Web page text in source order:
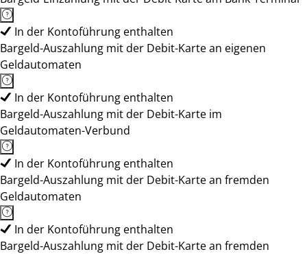
In der Kontoführung enthalten
Bargeld-Auszahlung mit der Debit-Karte an eigenen
Geldautomaten
In der Kontoführung enthalten
Bargeld-Auszahlung mit der Debit-Karte im
Geldautomaten-Verbund
In der Kontoführung enthalten
Bargeld-Auszahlung mit der Debit-Karte an fremden
Geldautomaten
In der Kontoführung enthalten
Bargeld-Auszahlung mit der Debit-Karte an fremden